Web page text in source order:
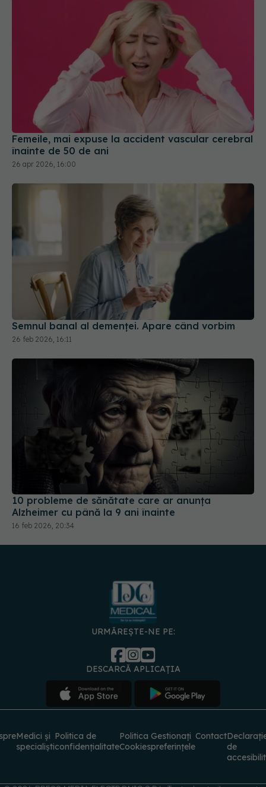
Femeile, mai expuse la accident vascular cerebral
înainte de 50 de ani
26 apr 2026, 16:00
Semnul banal al demenței. Apare când vorbim
26 feb 2026, 16:11
10 probleme de sănătate care ar anunța
Alzheimer cu până la 9 ani înainte
16 feb 2026, 20:34
URMĂREȘTE-NE PE:
DESCARCĂ APLICAȚIA
Politica de
confidențialitate
Cookies
Gestionați
preferințele
© 2026 PRESS MEDIA ELECTRONIC S.R.L. Toate drepturile rezervate